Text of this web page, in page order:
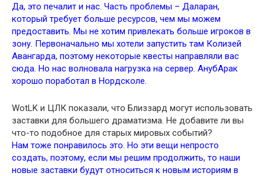
Да, это печалит и нас. Часть проблемы – Даларан,
который требует больше ресурсов, чем мы можем
предоставить. Мы не хотим привлекать больше игроков в
зону. Первоначально мы хотели запустить там Колизей
Авангарда, поэтому некоторые квесты направляли вас
сюда. Но нас волновала нагрузка на сервер. АнубАрак
хорошо поработал в Нордсколе.
WotLK и ЦЛК показали, что Близзард могут использовать
заставки для большего драматизма. Не добавите ли вы
что-то подобное для старых мировых событий?
Нам тоже понравилось это. Но эти вещи непросто
создать, поэтому, если мы решим продолжить, то наши
новые заставки будут относиться к новым историям в